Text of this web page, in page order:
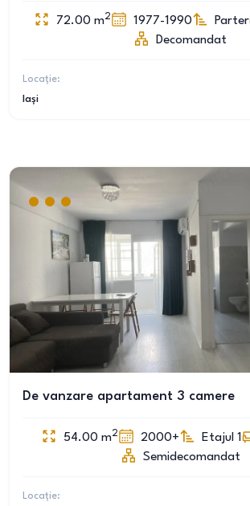
72.00 m2 1977-1990 Parter
Decomandat
Locație:
Iași
De vanzare apartament 3 camere
54.00 m2 2000+ Etajul 1
Semidecomandat
Locație: